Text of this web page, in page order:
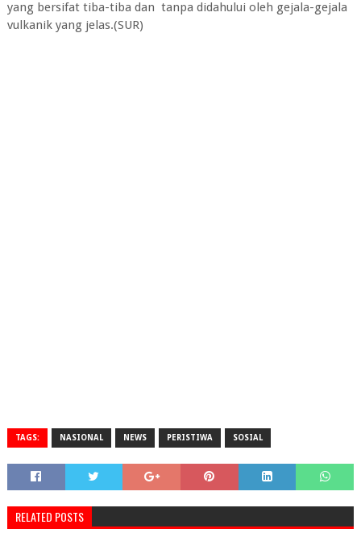
yang bersifat tiba-tiba dan tanpa didahului oleh gejala-gejala
vulkanik yang jelas.(SUR)
TAGS: NASIONAL NEWS PERISTIWA SOSIAL
RELATED POSTS